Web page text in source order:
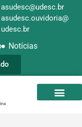
asudesc@udesc.br
asudesc.ouvidoria@
udesc.br
Notícias